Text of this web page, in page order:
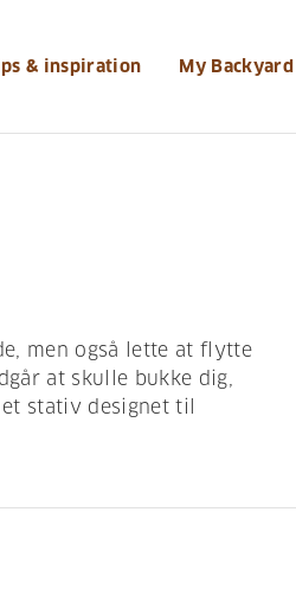
& inspiration My Backyard
men også lette at flytte
at skulle bukke dig,
stativ designet til